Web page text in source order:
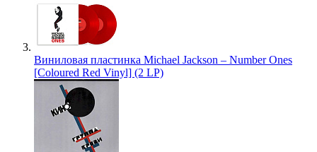
Виниловая пластинка Michael Jackson – Number Ones
[Coloured Red Vinyl] (2 LP)